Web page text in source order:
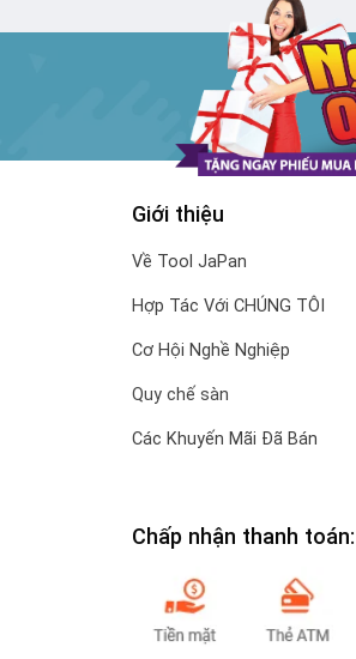
Giới thiệu
Về Tool JaPan
Hợp Tác Với CHÚNG TÔI
Cơ Hội Nghề Nghiệp
Quy chế sàn
Các Khuyến Mãi Đã Bán
Chấp nhận thanh toán: